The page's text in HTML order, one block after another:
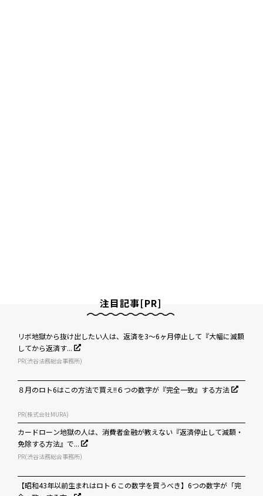
注目記事[PR]
リボ地獄から抜け出したい人は、返済を3～6ヶ月停止して『大幅に減額
してから返済す...
PR(渋谷法務総合事務所)
８月のロト6はこの方法で買え!!６つの数字が『完全一致』する方法
PR(株式会社MURA)
カードローン地獄の人は、消費者金融が教えない『返済停止して減額・
免除する方法』で...
PR(渋谷法務総合事務所)
【昭和43年以前生まれはロト６この数字を買うべき】6つの数字が「完